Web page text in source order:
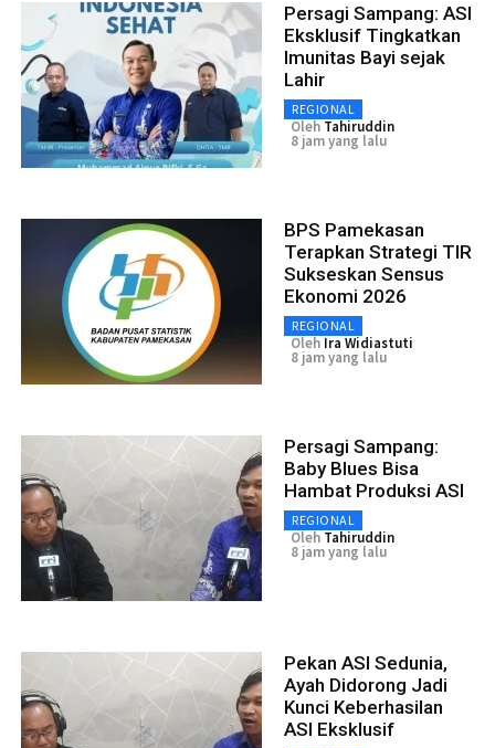
Persagi Sampang: ASI
Eksklusif Tingkatkan
Imunitas Bayi sejak
Lahir
REGIONAL
Oleh Tahiruddin
8 jam yang lalu
BPS Pamekasan
Terapkan Strategi TIR
Sukseskan Sensus
Ekonomi 2026
REGIONAL
Oleh Ira Widiastuti
8 jam yang lalu
Persagi Sampang:
Baby Blues Bisa
Hambat Produksi ASI
REGIONAL
Oleh Tahiruddin
8 jam yang lalu
Pekan ASI Sedunia,
Ayah Didorong Jadi
Kunci Keberhasilan
ASI Eksklusif